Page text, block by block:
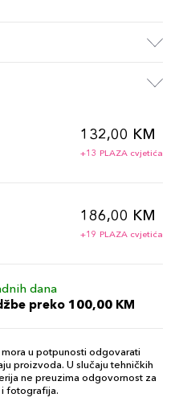
132,00 KM
+13 PLAZA cvjetića
186,00 KM
+19 PLAZA cvjetića
dana
preko 100,00 KM
u potpunosti odgovarati
proizvoda. U slučaju tehničkih
ne preuzima odgovornost za
fotografija.